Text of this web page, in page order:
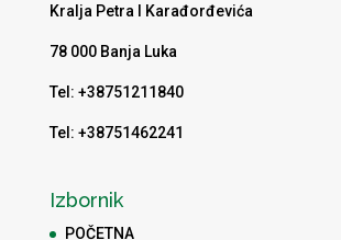
Kralja Petra I Karađorđevića
78 000 Banja Luka
Tel: +38751211840
Tel: +38751462241
Izbornik
POČETNA